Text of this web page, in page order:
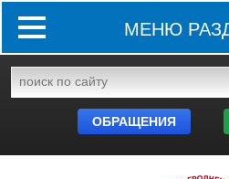
МЕНЮ
ОБРАЩЕНИЯ